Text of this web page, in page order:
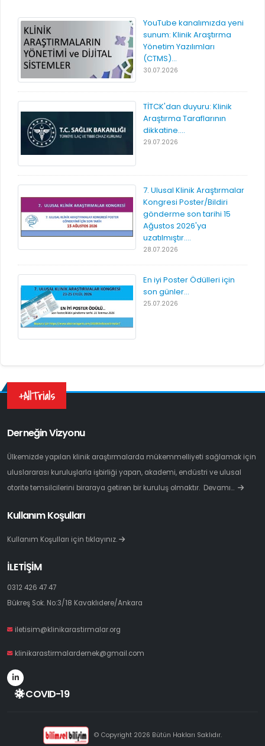
YouTube kanalımızda yeni
sunum: Klinik Araştırma
Yönetim Yazılımları
(CTMS)...
30.07.2026
TİTCK'dan duyuru: Klinik
Araştırma Taraflarının
dikkatine....
29.07.2026
7. Ulusal Klinik Araştırmalar
Kongresi Poster/Bildiri
gönderme son tarihi 15
Ağustos 2026'ya
uzatılmıştır....
28.07.2026
En iyi Poster Ödülleri için
son günler...
25.07.2026
+AllTrials
Derneğin Vizyonu
Ülkemizde yapılan klinik araştırmalarda mükemmelliyeti sağlamak için
uluslararası kuruluşlarla işbirliği yapan, akademi, endüstri ve ulusal
otorite temsilcilerini biraraya getiren bir kuruluş olmaktır. Devamı…
Kullanım Koşulları
Kullanım Koşulları için tıklayınız.
İLETİŞİM
0312 426 47 47
Bükreş Sok. No:3/18 Kavaklıdere/Ankara
iletisim@klinikarastirmalar.org
klinikarastirmalardernek@gmail.com
COVID-19
© Copyright 2026 Bütün Hakları Saklıdır.